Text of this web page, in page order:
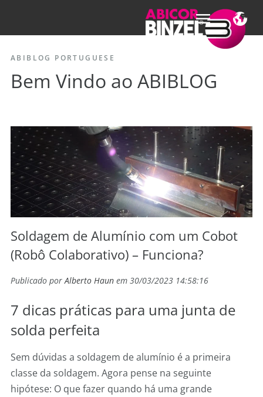
ABIBLOG PORTUGUESE
Bem Vindo ao ABIBLOG
Soldagem de Alumínio com um Cobot
(Robô Colaborativo) – Funciona?
Publicado por Alberto Haun em 30/03/2023 14:58:16
7 dicas práticas para uma junta de
solda perfeita
Sem dúvidas a soldagem de alumínio é a primeira
classe da soldagem. Agora pense na seguinte
hipótese: O que fazer quando há uma grande